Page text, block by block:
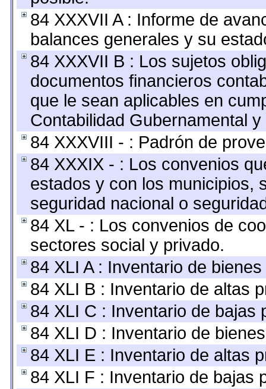
84 XXXVII A : Informe de
balances generales y su
84 XXXVII B : Los sujetos
documentos financieros
que le sean aplicables en
Contabilidad Gubernamental
84 XXXVIII - : Padrón de
84 XXXIX - : Los convenios
estados y con los municipios,
seguridad nacional o
84 XL - : Los convenios de
sectores social y privado.
84 XLI A : Inventario de
84 XLI B : Inventario de altas
84 XLI C : Inventario de bajas
84 XLI D : Inventario de
84 XLI E : Inventario de altas
84 XLI F : Inventario de bajas